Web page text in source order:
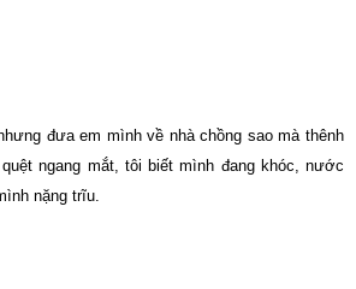
đưa em mình về nhà chồng sao mà thênh
ngang mắt, tôi biết mình đang khóc, nước
nặng trĩu.